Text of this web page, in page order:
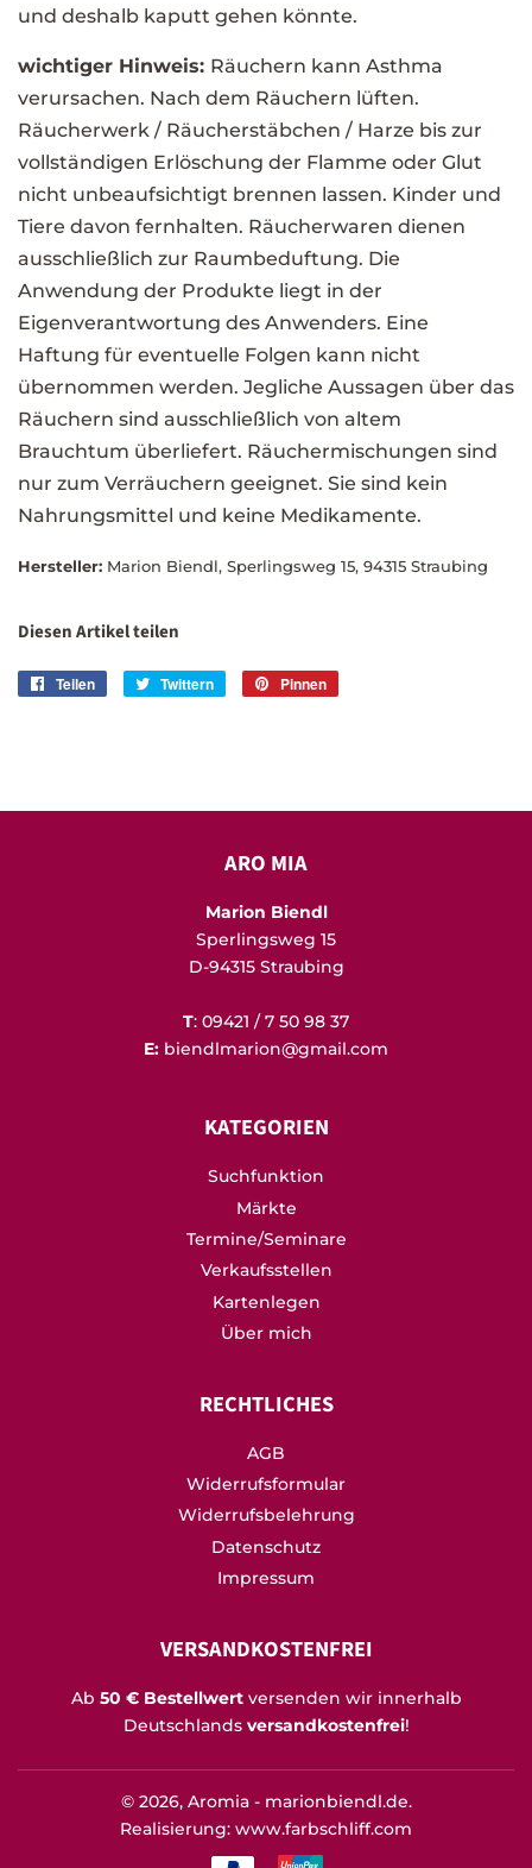
und deshalb kaputt gehen könnte.
wichtiger Hinweis: Räuchern kann Asthma
verursachen. Nach dem Räuchern lüften.
Räucherwerk / Räucherstäbchen / Harze bis zur
vollständigen Erlöschung der Flamme oder Glut
nicht unbeaufsichtigt brennen lassen. Kinder und
Tiere davon fernhalten. Räucherwaren dienen
ausschließlich zur Raumbeduftung. Die
Anwendung der Produkte liegt in der
Eigenverantwortung des Anwenders. Eine
Haftung für eventuelle Folgen kann nicht
übernommen werden. Jegliche Aussagen über das
Räuchern sind ausschließlich von altem
Brauchtum überliefert. Räuchermischungen sind
nur zum Verräuchern geeignet. Sie sind kein
Nahrungsmittel und keine Medikamente.
Hersteller: Marion Biendl, Sperlingsweg 15, 94315 Straubing
Diesen Artikel teilen
Teilen Twittern Pinnen
ARO MIA
Marion Biendl
Sperlingsweg 15
D-94315 Straubing
T: 09421 / 7 50 98 37
E: biendlmarion@gmail.com
KATEGORIEN
Suchfunktion
Märkte
Termine/Seminare
Verkaufsstellen
Kartenlegen
Über mich
RECHTLICHES
AGB
Widerrufsformular
Widerrufsbelehrung
Datenschutz
Impressum
VERSANDKOSTENFREI
Ab 50 € Bestellwert versenden wir innerhalb
Deutschlands versandkostenfrei!
© 2026, Aromia - marionbiendl.de.
Realisierung: www.farbschliff.com